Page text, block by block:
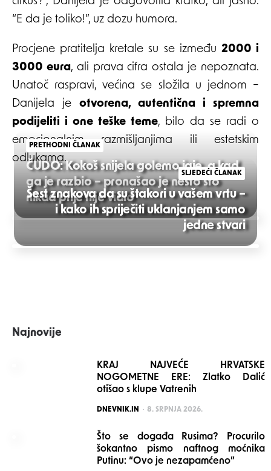
“E da je toliko!”, uz dozu humora.
Procjene pratitelja kretale su se između 2000 i
3000 eura, ali prava cifra ostala je nepoznata.
Unatoč raspravi, većina se složila u jednom –
Danijela je otvorena, autentična i spremna
podijeliti i one teške teme, bilo da se radi o
emocionalnim razmišljanjima ili estetskim
odlukama.
Post
navigation
PRETHODNI ČLANAK
ČUDO: Kokoš snijela golemo jaje, a kad
ga je razbio – pronašao je nešto što
nikad prije nije vidio
SLJEDEĆI ČLANAK
Šest znakova da su štakori u vašem vrtu –
i kako ih spriječiti uklanjanjem samo
jedne stvari
Najnovije
KRAJ NAJVEĆE HRVATSKE
NOGOMETNE ERE: Zlatko Dalić
otišao s klupe Vatrenih
POSTED
DNEVNIK.IN 8. SRPNJA 2026.
Što se događa Rusima? Procurilo
šokantno pismo naftnog moćnika
Putinu: “Ovo je nezapamćeno”